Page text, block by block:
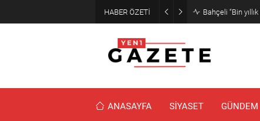
HABER ÖZETİ Meteorolojiden
ANASAYFA SİYASET GÜNDEM